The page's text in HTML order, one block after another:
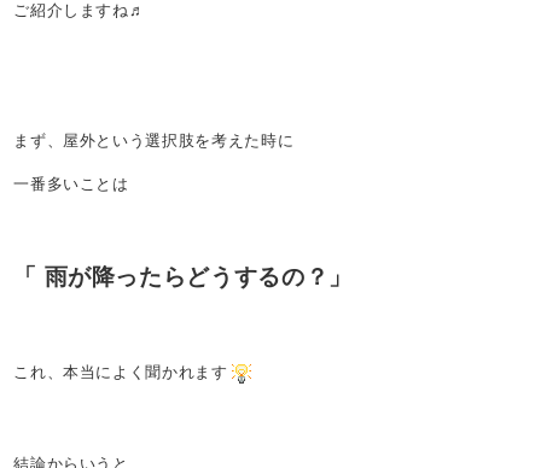
ご紹介しますね♬
まず、屋外という選択肢を考えた時に
一番多いことは
「 雨が降ったらどうするの？」
これ、本当によく聞かれます
結論からいうと